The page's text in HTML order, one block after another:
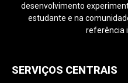
desenvolvimento
estudante e na
referência
SERVIÇOS CENTRAIS